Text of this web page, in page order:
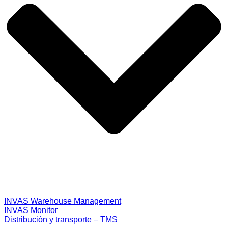
INVAS Warehouse Management
INVAS Monitor
Distribución y transporte – TMS